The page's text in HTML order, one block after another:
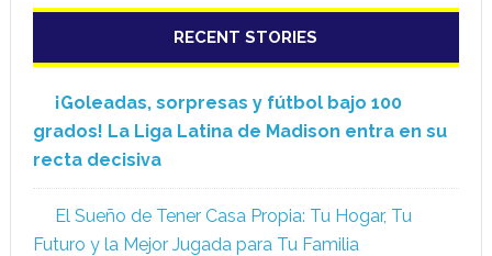
RECENT STORIES
¡Goleadas, sorpresas y fútbol bajo 100
grados! La Liga Latina de Madison entra en su
recta decisiva
El Sueño de Tener Casa Propia: Tu Hogar, Tu
Futuro y la Mejor Jugada para Tu Familia